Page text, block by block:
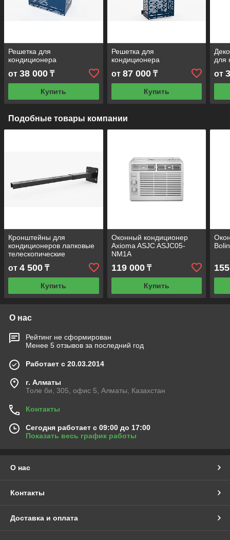
Решетка для
кондиционера
от 38 000 ₸
Купить
Решетка для
кондиционера
от 87 000₸
Купить
для
от
Подобные товары компании
Кронштейны для
кондиционеров лапковые
телескопические
от 4 500 ₸
Купить
Оконный кондиционер
Axioma ASJC ASJC05-
NM1A
119 000₸
Купить
О нас
Рейтинг не сформирован
Менее 5 отзывов за последний год
Работает с 20.03.2014
г. Алматы
Толе би, 305, офис 5, Алматы, Казахстан
Контакты
Сегодня работает с 09:00 до 17:00
Показать весь график работы
О нас
Контакты
Доставка и оплата